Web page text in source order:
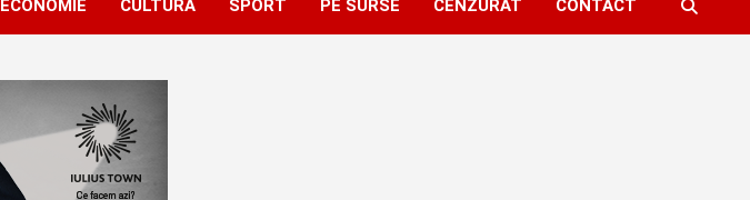
ECONOMIE CULTURA SPORT PE SURSE CENZURAT CONTACT